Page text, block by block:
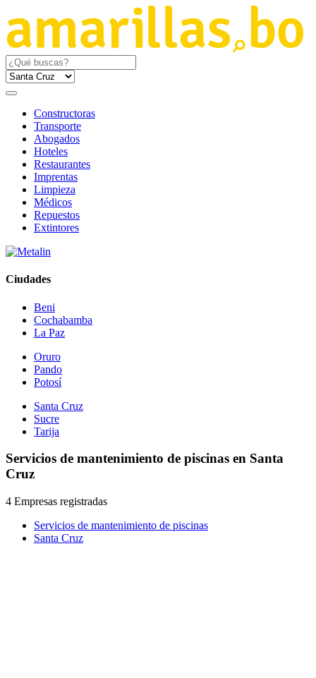
Constructoras
Transporte
Abogados
Hoteles
Restaurantes
Imprentas
Limpieza
Médicos
Repuestos
Extintores
Ciudades
Beni
Cochabamba
La Paz
Oruro
Pando
Potosí
Santa Cruz
Sucre
Tarija
Servicios de mantenimiento de piscinas en Santa
Cruz
4 Empresas registradas
Servicios de mantenimiento de piscinas
Santa Cruz